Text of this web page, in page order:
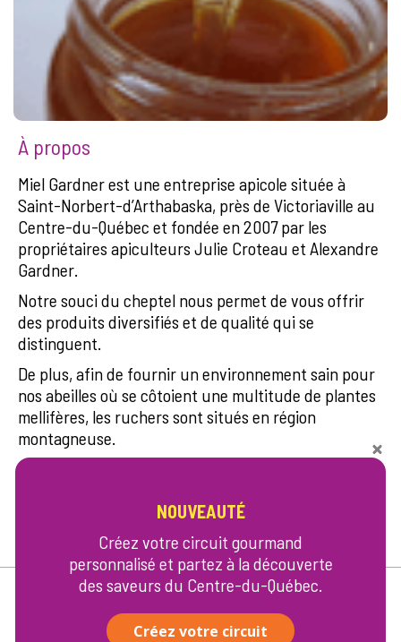
À propos
Miel Gardner est une entreprise apicole située à
Saint-Norbert-d’Arthabaska, près de Victoriaville au
Centre-du-Québec et fondée en 2007 par les
propriétaires apiculteurs Julie Croteau et Alexandre
Gardner.
Notre souci du cheptel nous permet de vous offrir
des produits diversifiés et de qualité qui se
distinguent.
De plus, afin de fournir un environnement sain pour
nos abeilles où se côtoient une multitude de plantes
mellifères, les ruchers sont situés en région
montagneuse.
En plus de divers types de miel, Miel Gardner offre
d’autres produits de la ruche (cire d’abeille, propolis).
NOUVEAUTÉ
Créez votre circuit gourmand
personnalisé et partez à la découverte
des saveurs du Centre-du-Québec.
Créez votre circuit